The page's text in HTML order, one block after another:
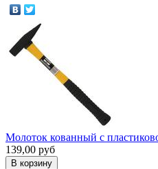
Молоток кованный с
139,00 руб